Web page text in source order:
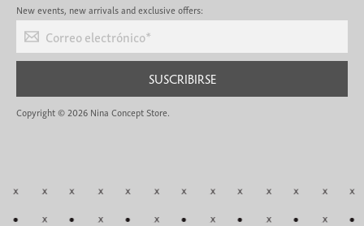
New events, new arrivals and exclusive offers:
Correo electrónico
SUSCRIBIRSE
Copyright © 2026 Nina Concept Store.